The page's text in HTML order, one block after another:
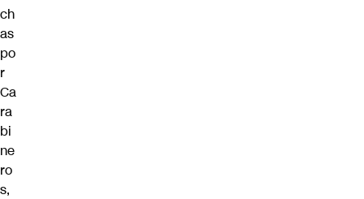
ch
as
po
r
Ca
ra
bi
ne
ro
s,